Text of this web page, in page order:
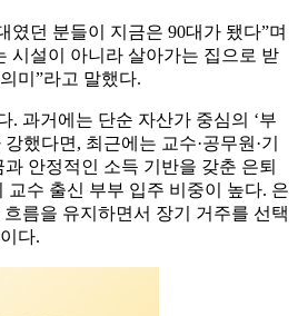
였던 분들이 지금은 90대가 됐다”며
시설이 아니라 살아가는 집으로 받
미”라고 말했다.
. 과거에는 단순 자산가 중심의 ‘부
했다면, 최근에는 교수·공무원·기
안정적인 소득 기반을 갖춘 은퇴
교수 출신 부부 입주 비중이 높다. 은
름을 유지하면서 장기 거주를 선택
다.